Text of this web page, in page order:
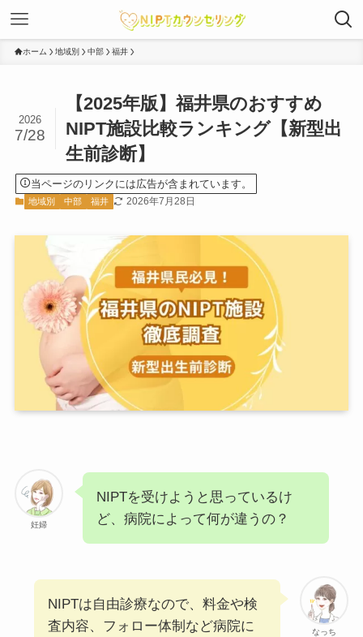
ホーム 地域別 中部 福井
【2025年版】福井県のおすすめ
NIPT施設比較ランキング【新型出
生前診断】
2026
7/28
当ページのリンクには広告が含まれています。
地域別 中部 福井 2026年7月28日
妊婦
NIPTを受けようと思っているけ
ど、病院によって何が違うの？
なっち
NIPTは自由診療なので、料金や検
査内容、フォロー体制など病院に